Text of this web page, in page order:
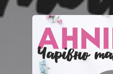
You're all set!